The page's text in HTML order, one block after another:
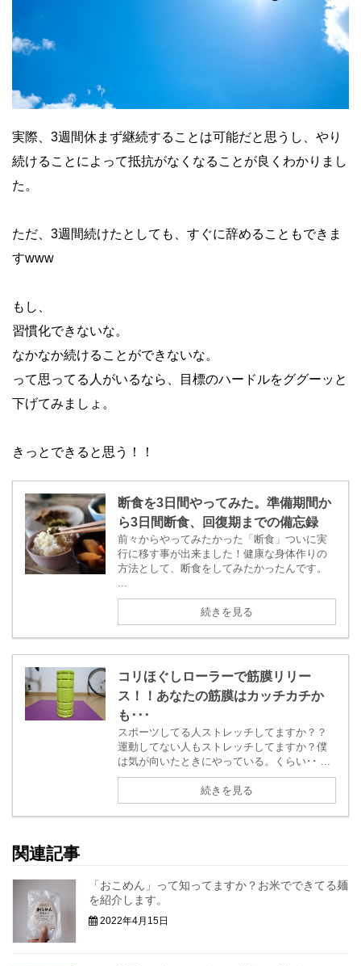
実際、3週間休まず継続することは可能だと思うし、やり
続けることによって抵抗がなくなることが良くわかりまし
た。
ただ、3週間続けたとしても、すぐに辞めることもできま
すwww
もし、
習慣化できないな。
なかなか続けることができないな。
って思ってる人がいるなら、目標のハードルをググーッと
下げてみましょ。
きっとできると思う！！
断食を3日間やってみた。準備期間か
ら3日間断食、回復期までの備忘録
前々からやってみたかった「断食」ついに実
行に移す事が出来ました！健康な身体作りの
方法として、断食をしてみたかったんです。
続きを見る
コリほぐしローラーで筋膜リリー
ス！！あなたの筋膜はカッチカチか
も･･･
スポーツしてる人ストレッチしてますか？？
運動してない人もストレッチしてますか？僕
は気が向いたときにやっている。くらい･･ ...
続きを見る
関連記事
「おこめん」って知ってますか？お米でできてる麺
を紹介します。
2022年4月15日